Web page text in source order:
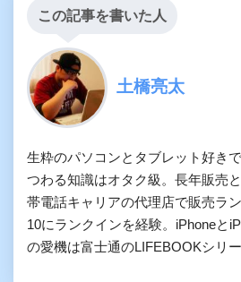
この記事を書いた人
土橋亮太
生粋のパソコンとタブレット好き
つわる知識はオタク級。長年販売
帯電話キャリアの代理店で販売ラ
10にランクインを経験。iPhoneと
の愛機は富士通のLIFEBOOKシリー